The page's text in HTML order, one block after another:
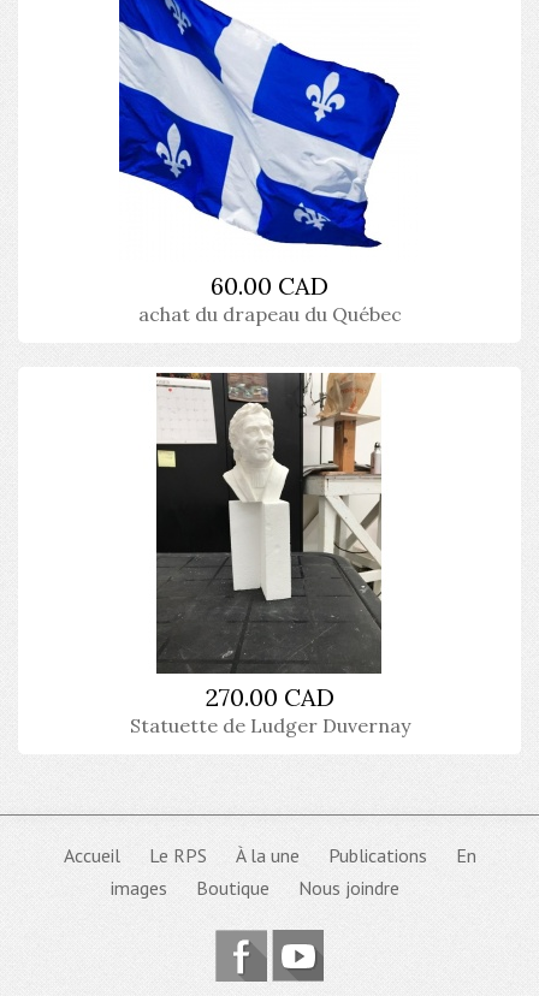
60.00 CAD
achat du drapeau du Québec
270.00 CAD
Statuette de Ludger Duvernay
Accueil Le RPS À la une Publications
En
images
Boutique Nous joindre